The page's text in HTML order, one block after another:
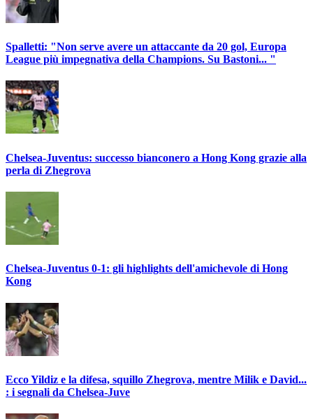
Spalletti: "Non serve avere un attaccante da 20 gol, Europa
League più impegnativa della Champions. Su Bastoni... "
Chelsea-Juventus: successo bianconero a Hong Kong grazie alla
perla di Zhegrova
Chelsea-Juventus 0-1: gli highlights dell'amichevole di Hong
Kong
Ecco Yildiz e la difesa, squillo Zhegrova, mentre Milik e David...
: i segnali da Chelsea-Juve